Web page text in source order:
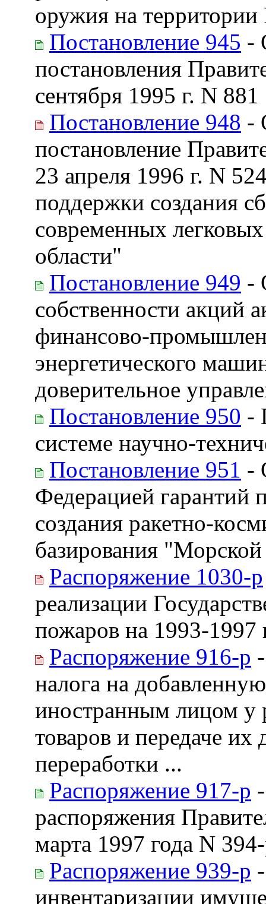
оружия на
Постановление 945 -
постановления
сентября 1995 г. N 881
Постановление 948 -
постановление
23 апреля 1996 г. N
поддержки создания
современных
области"
Постановление 949 -
собственности акций
финансово-
энергетического
доверительное
Постановление 950 -
системе научно-
Постановление 951 -
Федерацией гарантий
создания ракетно-
базирования "Морской
Распоряжение 1030-р
реализации
пожаров на 1993-1997
Распоряжение 916-р
налога на
иностранным лицом у
товаров и передаче
переработки ...
Распоряжение 917-р
распоряжения
марта 1997 года N
Распоряжение 939-р
инвентаризации